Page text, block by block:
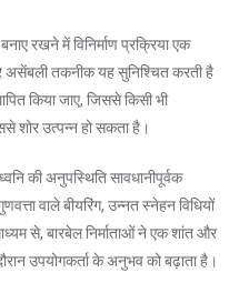
रखने में विनिर्माण प्रक्रिया एक
असेंबली तकनीक यह सुनिश्चित करती है
किया जाए, जिससे किसी भी
शोर उत्पन्न हो सकता है।
की अनुपस्थिति सावधानीपूर्वक
वाले बीयरिंग, उन्नत स्नेहन विधियों
से, बारबेल निर्माताओं ने एक शांत और
उपयोगकर्ता के अनुभव को बढ़ाता है।